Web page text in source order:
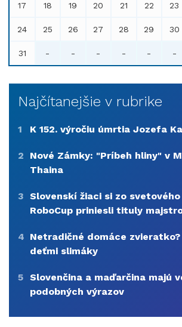
17 18 19 20 21 22 23
24 25 26 27 28 29 30
31 - - - - - -
Najčítanejšie v rubrike
1 K 152. výročiu úmrtia Jozefa
2
Nové Zámky: "Príbeh hliny" v
Thaina
3 Slovenskí žiaci si zo
RoboCup priniesli tituly
4 Netradičné domáce
deťmi slimáky
5 Slovenčina a maďarčina majú
podobných výrazov